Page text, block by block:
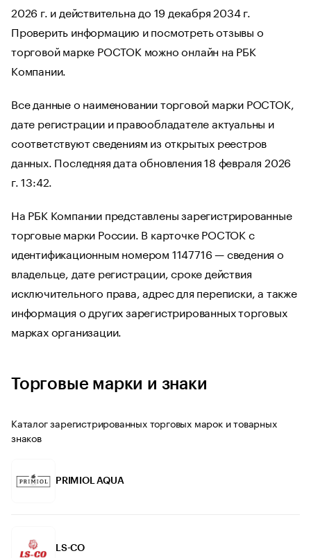
2026 г. и действительна до 19 декабря 2034 г.
Проверить информацию и посмотреть отзывы о
торговой марке РОСТОК можно онлайн на РБК
Компании.
Все данные о наименовании торговой марки РОСТОК,
дате регистрации и правообладателе актуальны и
соответствуют сведениям из открытых реестров
данных. Последняя дата обновления 18 февраля 2026
г. 13:42.
На РБК Компании представлены зарегистрированные
торговые марки России. В карточке РОСТОК с
идентификационным номером 1147716 — сведения о
владельце, дате регистрации, сроке действия
исключительного права, адрес для переписки, а также
информация о других зарегистрированных торговых
марках организации.
Торговые марки и знаки
Каталог зарегистрированных торговых марок и товарных
знаков
PRIMIOL AQUA
LS-CO